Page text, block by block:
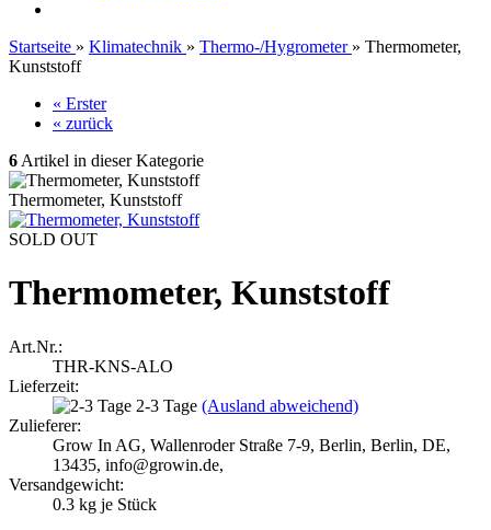
Startseite » Klimatechnik » Thermo-/Hygrometer » Thermometer,
Kunststoff
« Erster
« zurück
6 Artikel in dieser Kategorie
Thermometer, Kunststoff
SOLD OUT
Thermometer, Kunststoff
Art.Nr.:
THR-KNS-ALO
Lieferzeit:
2-3 Tage (Ausland abweichend)
Zulieferer:
Grow In AG, Wallenroder Straße 7-9, Berlin, Berlin, DE,
13435, info@growin.de,
Versandgewicht:
0.3 kg je Stück